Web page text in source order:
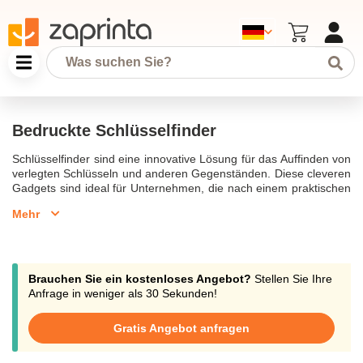
Bedruckte Schlüsselfinder
Schlüsselfinder sind eine innovative Lösung für das Auffinden von
verlegten Schlüsseln und anderen Gegenständen. Diese cleveren
Gadgets sind ideal für Unternehmen, die nach einem praktischen
bietet nicht nur einen praktischen Nutzen, sondern sorgt auch für
Kundenbindung zu stärken und das Markenimage zu verbessern.
Ein Bluetooth Keyfinder ist technologisch fortschrittlich und lässt
sich einfach mit dem Smartphone und einer kostenlosen App
Reichweite beträgt bis zu 15 Meter in Innenräumen und 35 Meter
im Freien, was die Suche nach Schlüsseln effektiv erleichtert.
Schlüsselfinder als Werbegeschenke bieten einen echten
Mehr
Brauchen Sie ein kostenloses Angebot? Stellen Sie Ihre
Anfrage in weniger als 30 Sekunden!
Gratis Angebot anfragen